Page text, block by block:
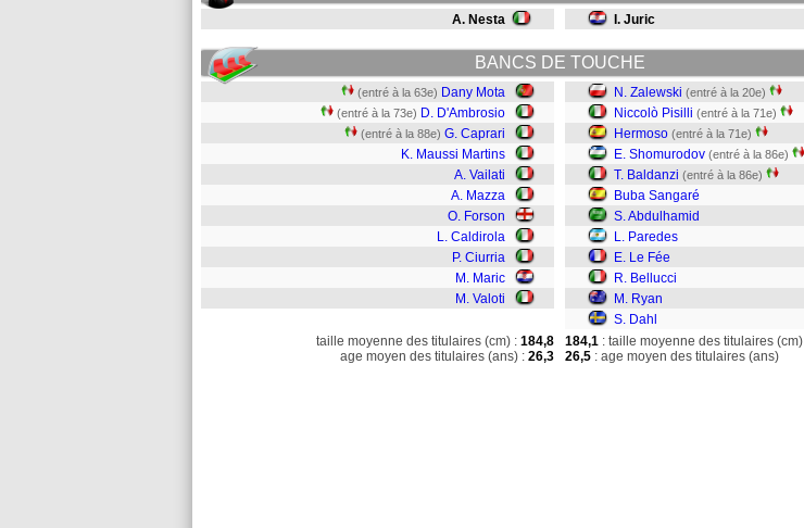
A. Nesta I. Juric
BANCS DE TOUCHE
(entré à la 63e) Dany Mota
(entré à la 73e) D. D'Ambrosio
(entré à la 88e) G. Caprari
K. Maussi Martins
A. Vailati
A. Mazza
O. Forson
L. Caldirola
P. Ciurria
M. Maric
M. Valoti
N. Zalewski (entré à la 20e)
Niccolò Pisilli (entré à la 71e)
Hermoso (entré à la 71e)
E. Shomurodov (entré à la 86e)
T. Baldanzi (entré à la 86e)
Buba Sangaré
S. Abdulhamid
L. Paredes
E. Le Fée
R. Bellucci
M. Ryan
S. Dahl
taille moyenne des titulaires (cm) : 184,8
age moyen des titulaires (ans) : 26,3
184,1 : taille moyenne des titulaires (cm)
26,5 : age moyen des titulaires (ans)